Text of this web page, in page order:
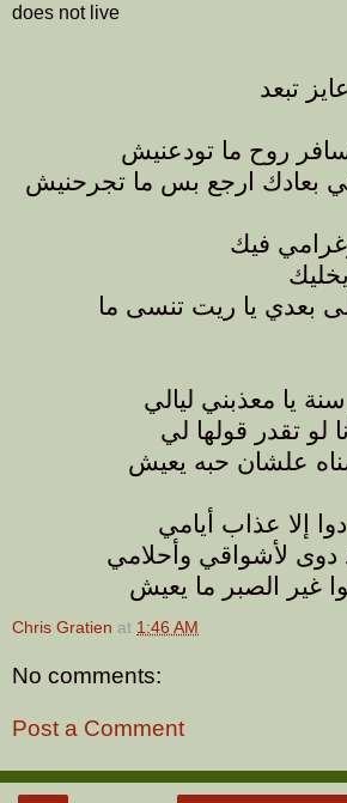
does not live
تبعد
سافر روح ما تودعنيش
بعادك ارجع بس ما تجرحنيش
فيك
بعدي يا ريت تنسى ما
يا معذبني ليالي
لو تقدر قولها لي
علشان حبه يعيش
إلا عذاب أيامي
دوى لأشواقي وأحلامي
غير الصبر ما يعيش
Chris Gratien at 1:46 AM
No comments:
Post a Comment